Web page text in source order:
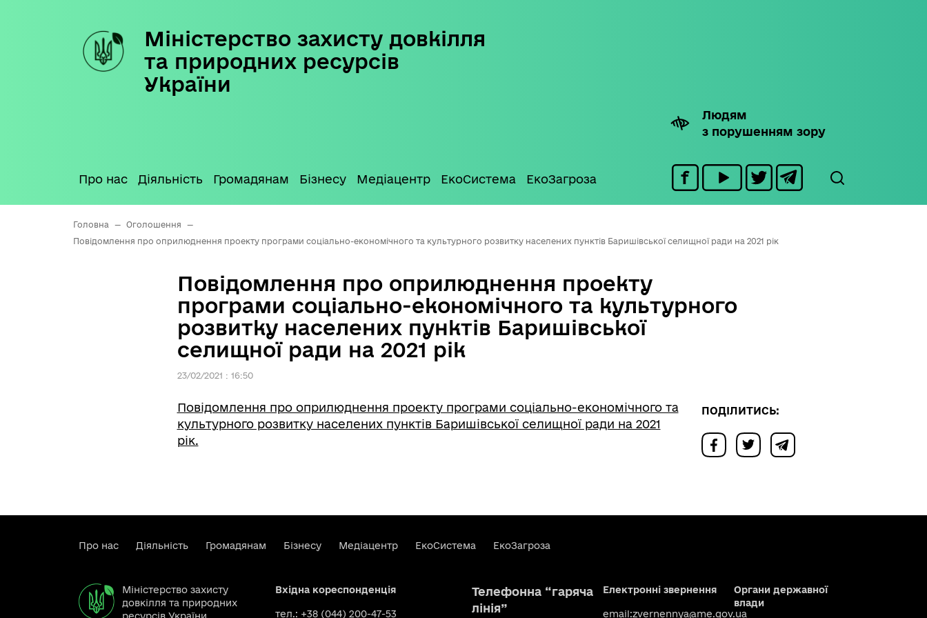
Міністерство захисту довкілля
та природних ресурсів
України
Людям
з порушенням зору
Про нас Діяльність Громадянам Бізнесу Медіацентр ЕкоСистема ЕкоЗагроза
Головна — Оголошення
—
Повідомлення про оприлюднення проекту програми соціально-економічного та культурного розвитку населених пунктів Баришівської селищної ради на 2021 рік
Повідомлення про оприлюднення проекту
програми соціально-економічного та культурного
розвитку населених пунктів Баришівської
селищної ради на 2021 рік
23/02/2021 : 16:50
Повідомлення про оприлюднення проекту програми соціально-економічного та
культурного розвитку населених пунктів Баришівської селищної ради на 2021
рік.
ПОДІЛИТИСЬ:
Про нас Діяльність Громадянам Бізнесу Медіацентр ЕкоСистема ЕкоЗагроза
Міністерство захисту
довкілля та природних
Вхідна кореспонденція
тел.: +38 (044) 200-47-53
Телефонна “гаряча
лінія”
Електронні звернення
email:zvernennya@me.gov.ua
Органи державної
влади